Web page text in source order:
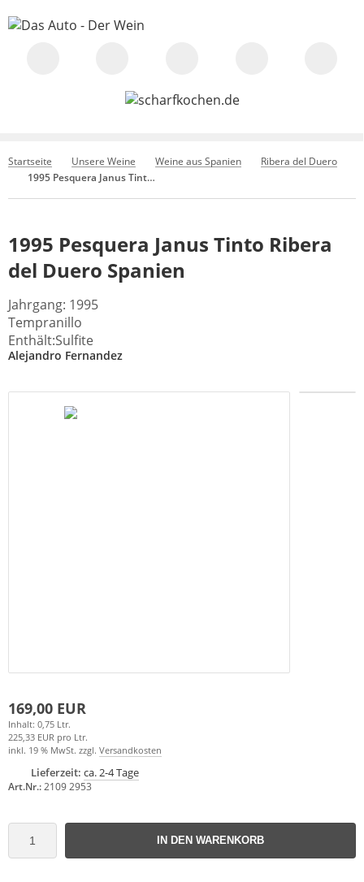
Startseite Unsere Weine Weine aus Spanien
Ribera del Duero
1995 Pesquera Janus Tinto Ribera del Duero Spanien
1995 Pesquera Janus Tinto Ribera
del Duero Spanien
Jahrgang: 1995
Tempranillo
Enthält:Sulfite
Alejandro Fernandez
169,00 EUR
Inhalt: 0,75 Ltr.
225,33 EUR pro Ltr.
inkl. 19 % MwSt. zzgl. Versandkosten
Lieferzeit: ca. 2-4 Tage
Art.Nr.:2109 2953
IN DEN WARENKORB